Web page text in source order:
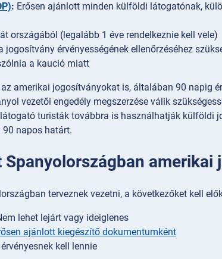
: Erősen ajánlott minden külföldi látogatónak,
országából (legalább 1 éve rendelkeznie kell vele)
jogosítvány érvényességének ellenőrzéséhez
a kaució miatt
amerikai jogosítványokat is, általában 90 napig
vezetői engedély megszerzése válik
turisták továbbra is használhatják külföldi
napos határt.
amerikai
terveznek vezetni, a következőket kell
lehet lejárt vagy ideiglenes
ajánlott kiegészítő dokumentumként
kell lennie